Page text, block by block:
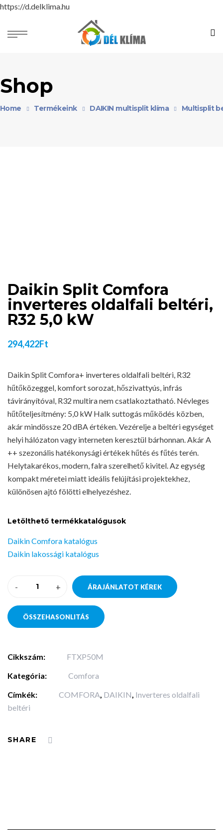
https://d.delklima.hu
Shop
Home Termékeink DAIKIN multisplit klíma Multisplit
Daikin Split Comfora
inverteres oldalfali beltéri,
R32 5,0 kW
294,422Ft
Daikin Split Comfora+ inverteres oldalfali beltéri, R32
hűtőközeggel, komfort sorozat, hőszivattyús, infrás
távirányítóval, R32 multira nem csatlakoztatható. Névleges
hűtőteljesítmény: 5,0 kW Halk suttogás működés közben,
akár mindössze 20 dBA értéken. Vezérelje a beltéri egységet
helyi hálózaton vagy interneten keresztül bárhonnan. Akár A
++ szezonális hatékonysági értékek hűtés és fűtés terén.
Helytakarékos, modern, falra szerelhető kivitel. Az egység
kompakt méretei miatt ideális felújítási projektekhez,
különösen ajtó fölötti elhelyezéshez.
Letölthető termékkatalógusok
Daikin Comfora katalógus
Daikin lakossági katalógus
- + ÁRAJÁNLATOT KÉREK
ÖSSZEHASONLITÁS
Cikkszám:
FTXP50M
Kategória:
Comfora
Címkék:
COMFORA, DAIKIN, Inverteres oldalfali
beltéri
SHARE